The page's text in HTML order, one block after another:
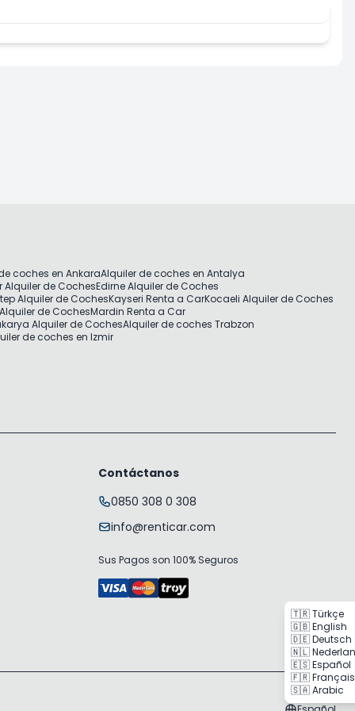
coches en AnkaraAlquiler de coches en Antalya
Alquiler de CochesEdirne Alquiler de Coches
Alquiler de CochesKayseri Renta a CarKocaeli Alquiler de Coches
de CochesMardin Renta a Car
Alquiler de CochesAlquiler de coches Trabzon
de coches en Izmir
Contáctanos
0850 308 0 308
info@renticar.com
Sus Pagos son 100% Seguros
🇹🇷 Türkçe
🇬🇧 English
🇩🇪 Deutsch
🇳🇱
🇪🇸 Español
🇫🇷 Français
🇸🇦 Arabic